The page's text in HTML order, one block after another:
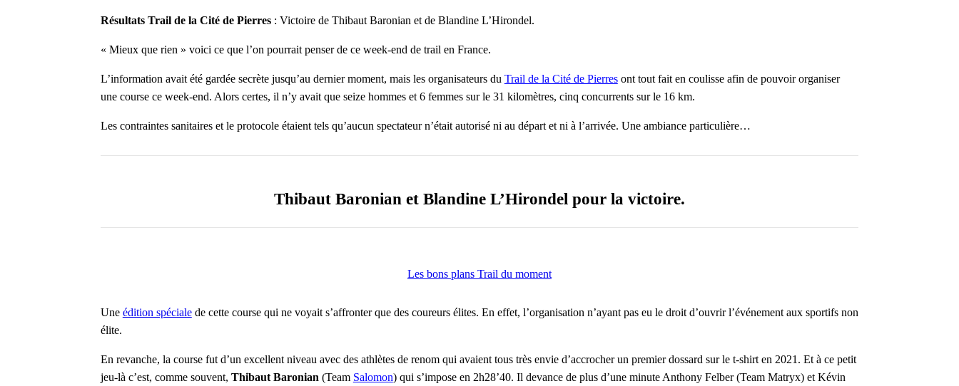
Résultats Trail de la Cité de Pierres: Victoire de Thibaut Baronian et de Blandine L’Hirondel.
« Mieux que rien » voici ce que l’on pourrait penser de ce week-end de trail en France.
L’information avait été gardée secrète jusqu’au dernier moment, mais les organisateurs du Trail de la Cité de Pierresont tout fait en coulisse afin de pouvoir organiser
une course ce week-end. Alors certes, il n’y avait que seize hommes et 6 femmes sur le 31 kilomètres, cinq concurrents sur le 16 km.
Les contraintes sanitaires et le protocole étaient tels qu’aucun spectateur n’était autorisé ni au départ et ni à l’arrivée. Une ambiance particulière…
Thibaut Baronian et Blandine L’Hirondel pour la victoire.
Les bons plans Trail du moment
Une édition spécialede cette course qui ne voyait s’affronter que des coureurs élites. En effet, l’organisation n’ayant pas eu le droit d’ouvrir l’événement aux sportifs non
élite.
En revanche, la course fut d’un excellent niveau avec des athlètes de renom qui avaient tous très envie d’accrocher un premier dossard sur le t-shirt en 2021. Et à ce petit
jeu-là c’est, comme souvent, Thibaut Baronian (Team Salomon) qui s’impose en 2h28’40. Il devance de plus d’une minute Anthony Felber (Team Matryx) et Kévin